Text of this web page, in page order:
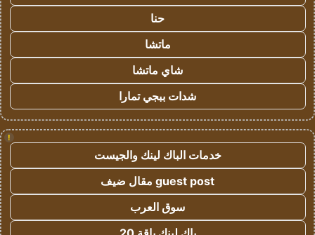
حنا
ماتشا
شاي ماتشا
شدات ببجي تمارا
!
خدمات الباك لينك والجيست
guest post مقال ضيف
سوق العرب